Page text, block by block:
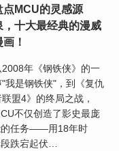
点MCU的灵感源
，十大最经典的漫威
画！
2008年《钢铁侠》的一
"我是钢铁侠"，到《复仇
盟4》的终局之战，
不仅创造了影史最庞
的任务——用18年时
跌宕起伏…